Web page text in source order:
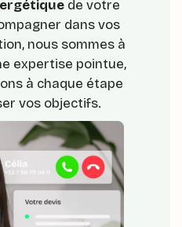
de votre
dans vos
nous sommes à
expertise pointue,
à chaque étape
vos objectifs.